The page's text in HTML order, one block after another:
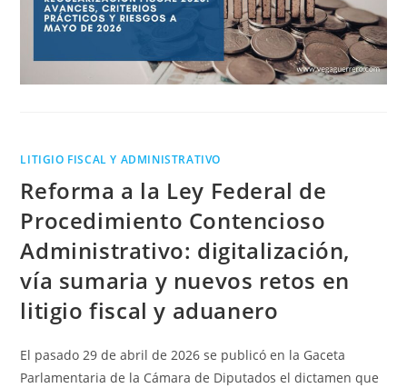
LITIGIO FISCAL Y ADMINISTRATIVO
Reforma a la Ley Federal de
Procedimiento Contencioso
Administrativo: digitalización,
vía sumaria y nuevos retos en
litigio fiscal y aduanero
El pasado 29 de abril de 2026 se publicó en la Gaceta
Parlamentaria de la Cámara de Diputados el dictamen que